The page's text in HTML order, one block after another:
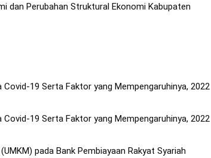
dan Perubahan Struktural Ekonomi Kabupaten
19 Serta Faktor yang Mempengaruhinya, 2022
19 Serta Faktor yang Mempengaruhinya, 2022
pada Bank Pembiayaan Rakyat Syariah